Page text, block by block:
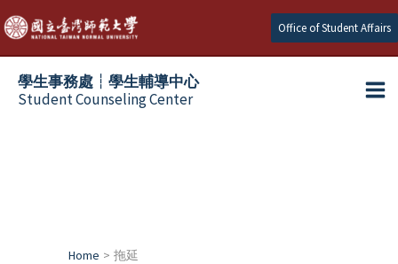
Skip
to
content
Office of Student Affairs
學生事務處┆學生輔導中心
Student Counseling Center
Home 拖延